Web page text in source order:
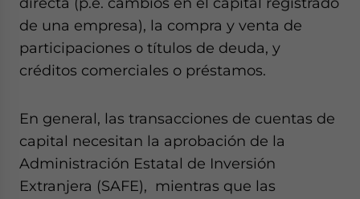
de una empresa), la compra y venta de
participaciones o títulos de deuda, y
créditos comerciales o préstamos.
En general, las transacciones de cuentas de
capital necesitan la aprobación de la
Administración Estatal de Inversión
Extranjera (SAFE), mientras que las